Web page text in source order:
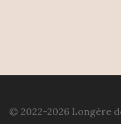
© 2022-2026 Longère